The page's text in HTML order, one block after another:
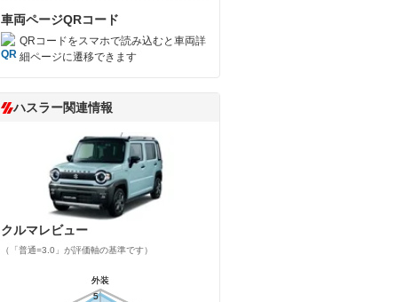
車両ページQRコード
QRコードをスマホで読み込むと車両詳
細ページに遷移できます
ハスラー関連情報
クルマレビュー
（「普通=3.0」が評価軸の基準です）
外装
5
外装
5